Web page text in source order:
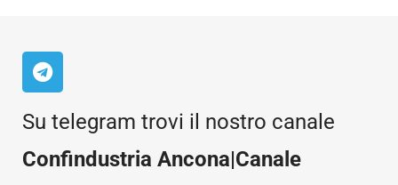
Su telegram trovi il nostro canale
Confindustria Ancona|Canale